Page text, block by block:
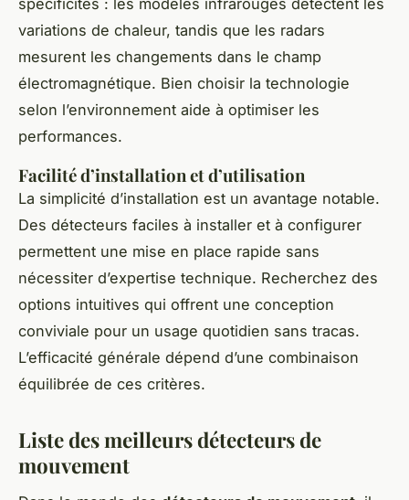
variations de chaleur, tandis que les radars
mesurent les changements dans le champ
électromagnétique. Bien choisir la technologie
selon l’environnement aide à optimiser les
performances.
Facilité d’installation et d’utilisation
La simplicité d’installation est un avantage notable.
Des détecteurs faciles à installer et à configurer
permettent une mise en place rapide sans
nécessiter d’expertise technique. Recherchez des
options intuitives qui offrent une conception
conviviale pour un usage quotidien sans tracas.
L’efficacité générale dépend d’une combinaison
équilibrée de ces critères.
Liste des meilleurs détecteurs de
mouvement